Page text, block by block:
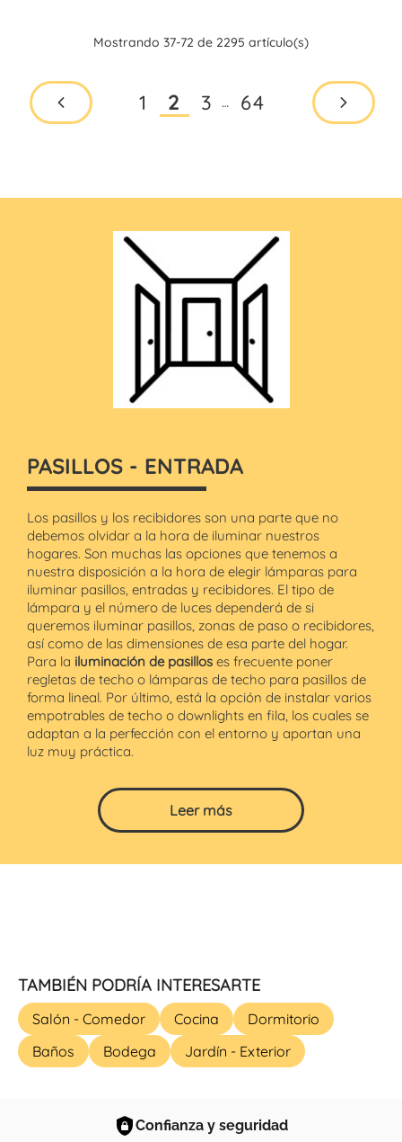
Mostrando 37-72 de 2295 artículo(s)
1 2 3 … 64
PASILLOS - ENTRADA
Los pasillos y los recibidores son una parte que no
debemos olvidar a la hora de iluminar nuestros
hogares. Son muchas las opciones que tenemos a
nuestra disposición a la hora de elegir lámparas para
iluminar pasillos, entradas y recibidores. El tipo de
lámpara y el número de luces dependerá de si
queremos iluminar pasillos, zonas de paso o recibidores,
así como de las dimensiones de esa parte del hogar.
Para la iluminación de pasillos es frecuente poner
regletas de techo o lámparas de techo para pasillos de
forma lineal. Por último, está la opción de instalar varios
empotrables de techo o downlights en fila, los cuales se
adaptan a la perfección con el entorno y aportan una
luz muy práctica.
Leer más
TAMBIÉN PODRÍA INTERESARTE
Salón - Comedor Cocina
Dormitorio
Baños
Bodega Jardín - Exterior
Confianza y seguridad